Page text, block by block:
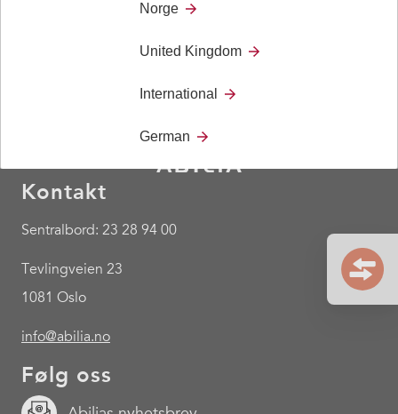
Kontakt
Sentralbord: 23 28 94 00
Tevlingveien 23
1081 Oslo
info@abilia.no
Følg oss
Norge
United Kingdom
International
German